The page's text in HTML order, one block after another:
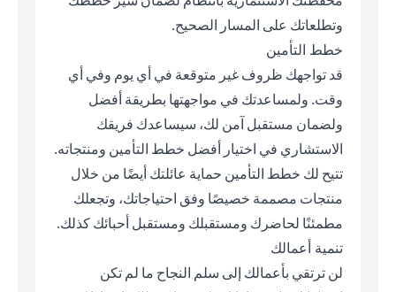
وتطلعاتك على المسار الصحيح.
خطط التأمين
قد تواجهك ظروف غير متوقعة في أي يوم وفي أي
وقت. ولمساعدتك في مواجهتها بطريقة أفضل
ولضمان مستقبل آمن لك، سيساعدك فريقك
الاستشاري في اختيار أفضل خطط التأمين ومنتجاته.
تتيح لك خطط التأمين حماية عائلتك أيضًا من خلال
منتجات مصممة خصيصًا وفق احتياجاتك، وتجعلك
مطمئنًا لحاضرك ومستقبلك ومستقبل أحبائك كذلك.
تنمية أعمالك
لن ترتقي بأعمالك إلى سلم النجاح ما لم تكن